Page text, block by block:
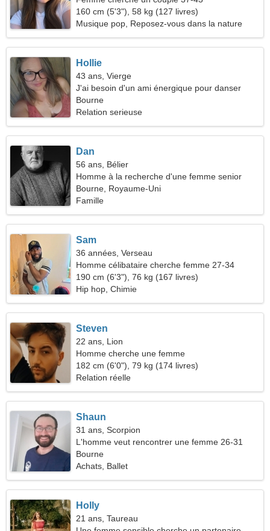
160 cm (5'3"), 58 kg (127 livres)
Musique pop, Reposez-vous dans la nature
Hollie
43 ans, Vierge
J'ai besoin d'un ami énergique pour danser
Bourne
Relation serieuse
Dan
56 ans, Bélier
Homme à la recherche d'une femme senior
Bourne, Royaume-Uni
Famille
Sam
36 années, Verseau
Homme célibataire cherche femme 27-34
190 cm (6'3"), 76 kg (167 livres)
Hip hop, Chimie
Steven
22 ans, Lion
Homme cherche une femme
182 cm (6'0"), 79 kg (174 livres)
Relation réelle
Shaun
31 ans, Scorpion
L'homme veut rencontrer une femme 26-31
Bourne
Achats, Ballet
Holly
21 ans, Taureau